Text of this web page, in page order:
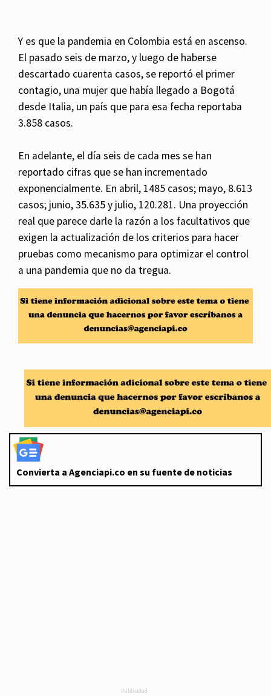
Y es que la pandemia en Colombia está en ascenso.
El pasado seis de marzo, y luego de haberse
descartado cuarenta casos, se reportó el primer
contagio, una mujer que había llegado a Bogotá
desde Italia, un país que para esa fecha reportaba
3.858 casos.
En adelante, el día seis de cada mes se han
reportado cifras que se han incrementado
exponencialmente. En abril, 1485 casos; mayo, 8.613
casos; junio, 35.635 y julio, 120.281. Una proyección
real que parece darle la razón a los facultativos que
exigen la actualización de los criterios para hacer
pruebas como mecanismo para optimizar el control
a una pandemia que no da tregua.
Convierta a Agenciapi.co en su fuente de noticias
Publicidad